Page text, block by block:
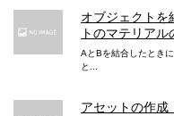
オブジェクトを
トのマテリアル
AとBを結合したとき
と...
アセットの作成